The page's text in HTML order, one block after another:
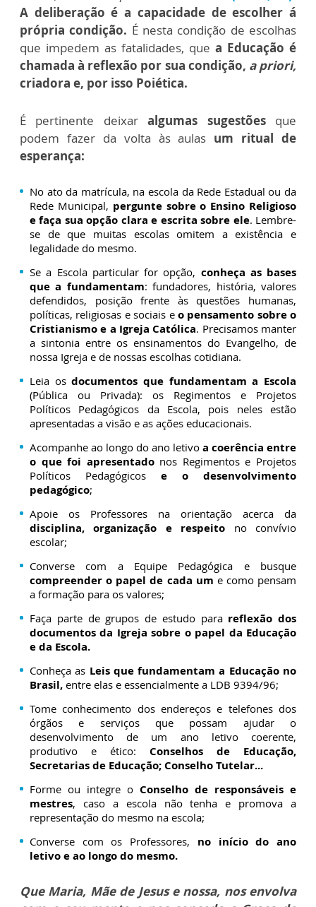
A deliberação é a capacidade de escolher á
própria condição. É nesta condição de escolhas
que impedem as fatalidades, que a Educação é
chamada à reflexão por sua condição, a priori,
criadora e, por isso Poiética.
É pertinente deixaralgumas sugestõesque
podem fazer da volta às aulas um ritual de
esperança:
No ato da matrícula, na escola da Rede Estadual ou da
Rede Municipal, pergunte sobre o Ensino Religioso
e faça sua opção clara e escrita sobre ele. Lembre-
se de que muitas escolas omitem a existência e
legalidade do mesmo.
Se a Escola particular for opção, conheça as bases
que a fundamentam: fundadores, história, valores
defendidos, posição frente às questões humanas,
políticas, religiosas e sociais e o pensamento sobre o
Cristianismo e a Igreja Católica. Precisamos manter
a sintonia entre os ensinamentos do Evangelho, de
nossa Igreja e de nossas escolhas cotidiana.
Leia osdocumentos que fundamentam a Escola
(Pública ou Privada): os Regimentos e Projetos
Políticos Pedagógicos da Escola, pois neles estão
apresentadas a visão e as ações educacionais.
Acompanhe ao longo do ano letivo a coerência entre
o que foi apresentadonos Regimentos e Projetos
Políticos Pedagógicos e o desenvolvimento
pedagógico;
Apoie os Professores na orientação acerca da
disciplina, organização e respeito no convívio
escolar;
Converse com a Equipe Pedagógica e busque
compreender o papel de cada um e como pensam
a formação para os valores;
Faça parte de grupos de estudo para reflexão dos
documentos da Igreja sobre o papel da Educação
e da Escola.
Conheça as Leis que fundamentam a Educação no
Brasil, entre elas e essencialmente a LDB 9394/96;
Tome conhecimento dos endereços e telefones dos
órgãos e serviços que possam ajudar o
desenvolvimento de um ano letivo coerente,
produtivo e ético: Conselhos de Educação,
Secretarias de Educação; Conselho Tutelar...
Forme ou integre o Conselho de responsáveis e
mestres, caso a escola não tenha e promova a
representação do mesmo na escola;
Converse com os Professores, no início do ano
letivo e ao longo do mesmo.
Que Maria, Mãe de Jesus e nossa, nos envolva